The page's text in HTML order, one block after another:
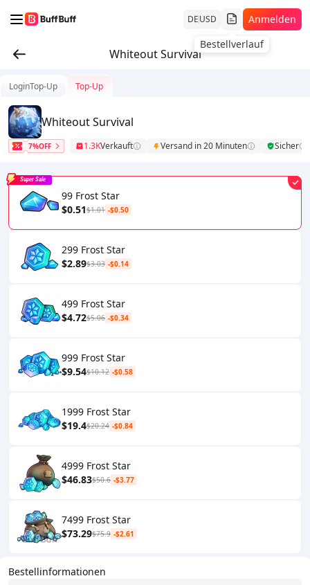
DEUSD
Bestellverlauf
Anmelden
Whiteout Survival
Bestellinformationen
LoginTop-Up Top-Up
Whiteout Survival
7%OFF 1.3KVerkauft Versand in 20 Minuten Sicher
99 Frost Star
$0.51$1.01 -$0.50
Super Sale
299 Frost Star
$2.89$3.03 -$0.14
499 Frost Star
$4.72$5.06 -$0.34
999 Frost Star
$9.54$10.12 -$0.58
1999 Frost Star
$19.4$20.24 -$0.84
4999 Frost Star
$46.83$50.6 -$3.77
7499 Frost Star
$73.29$75.9 -$2.61